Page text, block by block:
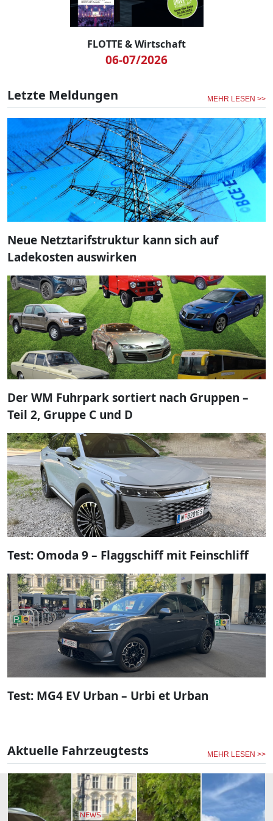
FLOTTE & Wirtschaft
06-07/2026
Letzte Meldungen MEHR LESEN >>
Neue Netztarifstruktur kann sich auf
Ladekosten auswirken
Der WM Fuhrpark sortiert nach Gruppen –
Teil 2, Gruppe C und D
Test: Omoda 9 – Flaggschiff mit Feinschliff
Test: MG4 EV Urban – Urbi et Urban
Aktuelle Fahrzeugtests MEHR LESEN >>